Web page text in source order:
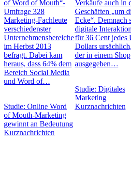
of Word of Mouth“-
Umfrage 328
Marketing-Fachleute
verschiedenster
Unternehmensbereiche
im Herbst 2013
befragt. Dabei kam
heraus, dass 64% dem
Bereich Social Media
und Word of…
Studie: Online Word
of Mouth-Marketing
gewinnt an Bedeutung
Kurznachrichten
Verkäufe auch in
Geschäften „um
Ecke“. Demnach
digitale
für 36 Cent jedes
Dollars ursächlich,
der in einem Shop
ausgegeben…
Studie: Digitales
Marketing
Kurznachrichten